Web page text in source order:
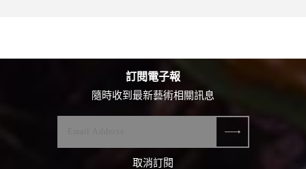
訂閱電子報
隨時收到最新藝術相關訊息
取消訂閱